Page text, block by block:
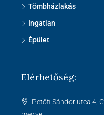
Tömbházlakás
Ingatlan
Épület
Elérhetőség:
Petőfi Sándor utca 4,